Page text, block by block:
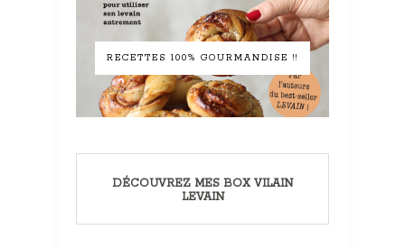
RECETTES 100% GOURMANDISE !!
DÉCOUVREZ MES BOX VILAIN
LEVAIN